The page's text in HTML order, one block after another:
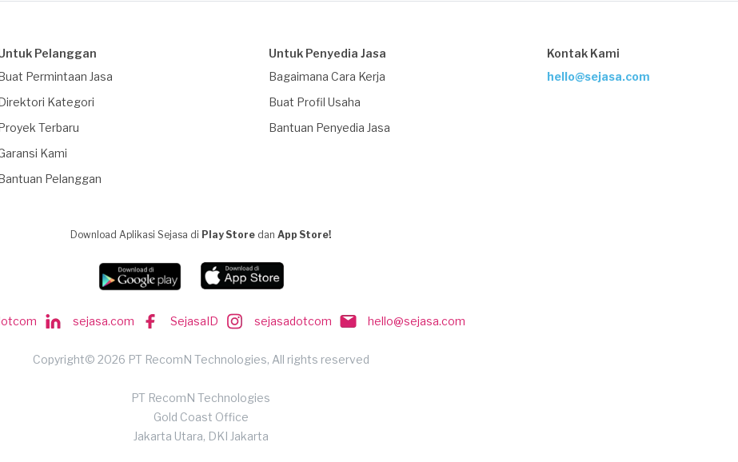
Pelanggan
Permintaan Jasa
Kategori
Terbaru
Kami
Pelanggan
Untuk Penyedia Jasa
Bagaimana Cara Kerja
Buat Profil Usaha
Bantuan Penyedia Jasa
Kontak Kami
hello@sejasa.com
Download Aplikasi Sejasa di Play Store dan App Store!
sejasa.com SejasaID sejasadotcom hello@sejasa.com
Copyright© 2026 PT RecomN Technologies, All rights reserved
PT RecomN Technologies
Gold Coast Office
Jakarta Utara, DKI Jakarta